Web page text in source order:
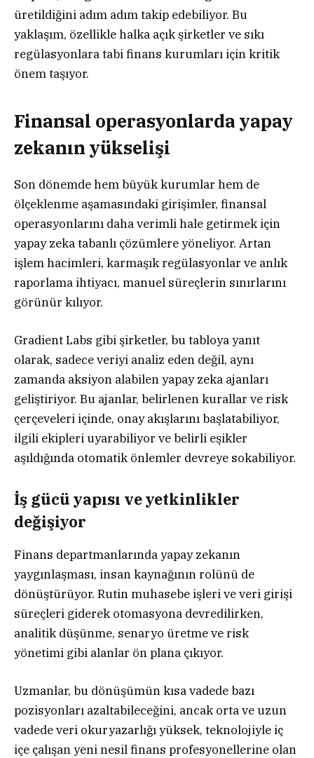
üretildiğini adım adım takip edebiliyor. Bu
yaklaşım, özellikle halka açık şirketler ve sıkı
regülasyonlara tabi finans kurumları için kritik
önem taşıyor.
Finansal operasyonlarda yapay
zekanın yükselişi
Son dönemde hem büyük kurumlar hem de
ölçeklenme aşamasındaki girişimler, finansal
operasyonlarını daha verimli hale getirmek için
yapay zeka tabanlı çözümlere yöneliyor. Artan
işlem hacimleri, karmaşık regülasyonlar ve anlık
raporlama ihtiyacı, manuel süreçlerin sınırlarını
görünür kılıyor.
Gradient Labs gibi şirketler, bu tabloya yanıt
olarak, sadece veriyi analiz eden değil, aynı
zamanda aksiyon alabilen yapay zeka ajanları
geliştiriyor. Bu ajanlar, belirlenen kurallar ve risk
çerçeveleri içinde, onay akışlarını başlatabiliyor,
ilgili ekipleri uyarabiliyor ve belirli eşikler
aşıldığında otomatik önlemler devreye sokabiliyor.
İş gücü yapısı ve yetkinlikler
değişiyor
Finans departmanlarında yapay zekanın
yaygınlaşması, insan kaynağının rolünü de
dönüştürüyor. Rutin muhasebe işleri ve veri girişi
süreçleri giderek otomasyona devredilirken,
analitik düşünme, senaryo üretme ve risk
yönetimi gibi alanlar ön plana çıkıyor.
Uzmanlar, bu dönüşümün kısa vadede bazı
pozisyonları azaltabileceğini, ancak orta ve uzun
vadede veri okuryazarlığı yüksek, teknolojiyle iç
içe çalışan yeni nesil finans profesyonellerine olan